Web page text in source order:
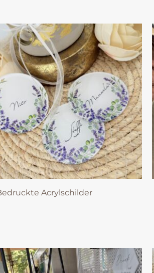
Acrylschilder